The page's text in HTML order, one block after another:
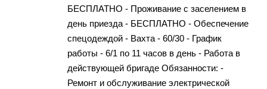
БЕСПЛАТНО - Проживание с заселением в
день приезда - БЕСПЛАТНО - Обеспечение
спецодеждой - Вахта - 60/30 - График
работы - 6/1 по 11 часов в день - Работа в
действующей бригаде Обязанности: -
Ремонт и обслуживание электрической